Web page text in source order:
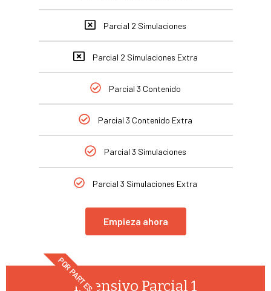
Parcial 2 Simulaciones
Parcial 2 Simulaciones Extra
Parcial 3 Contenido
Parcial 3 Contenido Extra
Parcial 3 Simulaciones
Parcial 3 Simulaciones Extra
Empieza ahora
POR PARTES
Intensivo Parcial 1